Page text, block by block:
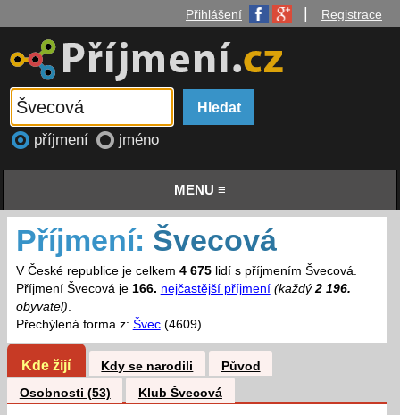
Přihlášení Registrace
příjmení jméno
MENU ≡
Příjmení: Švecová
V České republice je celkem 4 675lidí s příjmením Švecová.
Příjmení Švecová je 166. nejčastější příjmení (každý2 196.
obyvatel).
Přechýlená forma z: Švec(4609)
Kde žijí Kdy se narodili
Původ
Osobnosti (53)
Klub Švecová